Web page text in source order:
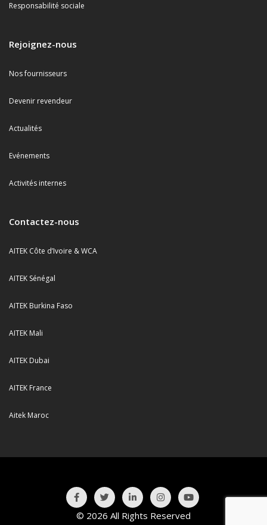
Responsabilité sociale
Rejoignez-nous
Nos fournisseurs
Devenir revendeur
Actualités
Evénements
Activités internes
Contactez-nous
AITEK Côte d’Ivoire & WCA
AITEK Sénégal
AITEK Burkina Faso
AITEK Mali
AITEK Dubai
AITEK France
Aitek Maroc
© 2026 All Rights Reserved